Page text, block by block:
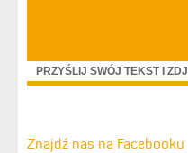
PRZYŚLIJ SWÓJ TEKST I
Znajdź nas na Facebooku